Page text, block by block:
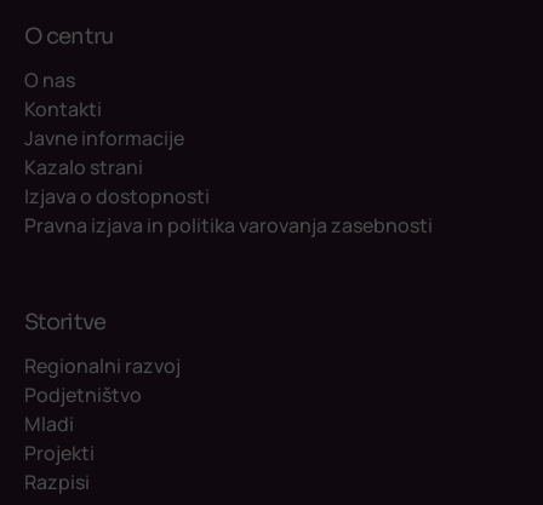
O centru
O nas
Kontakti
Javne informacije
Kazalo strani
Izjava o dostopnosti
Pravna izjava in politika varovanja zasebnosti
Storitve
Regionalni razvoj
Podjetništvo
Mladi
Projekti
Razpisi